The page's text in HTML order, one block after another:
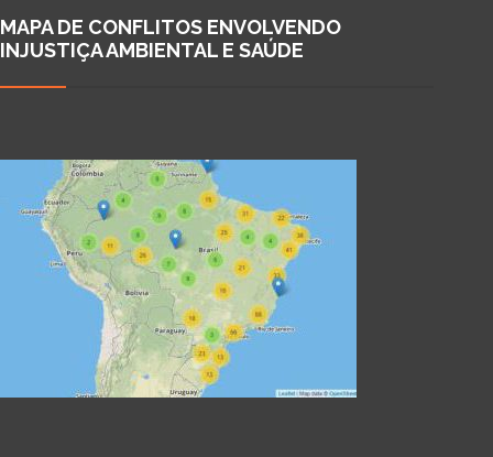
MAPA DE CONFLITOS ENVOLVENDO
INJUSTIÇA AMBIENTAL E SAÚDE